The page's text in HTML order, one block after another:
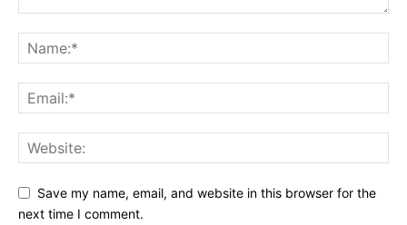
Save my name, email, and website in this browser for the
next time I comment.